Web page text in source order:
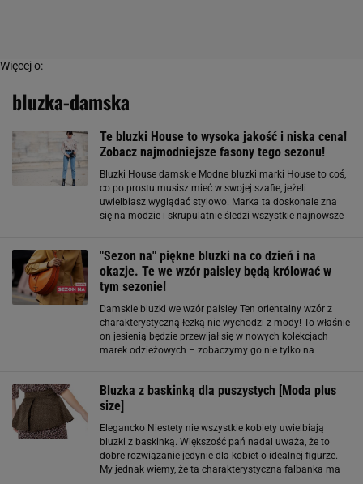
Więcej o:
bluzka-damska
Te bluzki House to wysoka jakość i niska cena!
Zobacz najmodniejsze fasony tego sezonu!
Bluzki House damskie Modne bluzki marki House to coś,
co po prostu musisz mieć w swojej szafie, jeżeli
uwielbiasz wyglądać stylowo. Marka ta doskonale zna
się na modzie i skrupulatnie śledzi wszystkie najnowsze
"Sezon na" piękne bluzki na co dzień i na
okazje. Te we wzór paisley będą królować w
tym sezonie!
Damskie bluzki we wzór paisley Ten orientalny wzór z
charakterystyczną łezką nie wychodzi z mody! To właśnie
on jesienią będzie przewijał się w nowych kolekcjach
marek odzieżowych – zobaczymy go nie tylko na
Bluzka z baskinką dla puszystych [Moda plus
size]
Elegancko Niestety nie wszystkie kobiety uwielbiają
bluzki z baskinką. Większość pań nadal uważa, że to
dobre rozwiązanie jedynie dla kobiet o idealnej figurze.
My jednak wiemy, że ta charakterystyczna falbanka ma